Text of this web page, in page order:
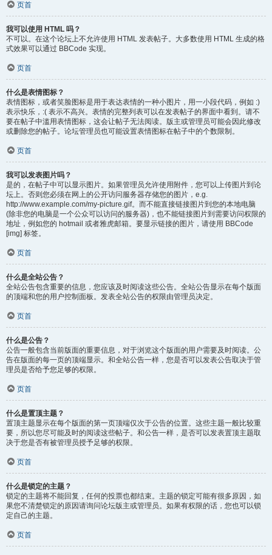
页首
我可以使用 HTML 吗？
不可以。在这个论坛上不允许使用 HTML 发表帖子。大多数使用 HTML 生成的格
式效果可以通过 BBCode 实现。
页首
什么是表情图标？
表情图标，或者笑脸图标是用于表达表情的一种小图片，用一小段代码，例如 :)
表示快乐，:( 表示不高兴。表情的完整列表可以在发表帖子的界面中看到。请不
要在帖子中滥用表情图标，这会让帖子无法阅读。版主或管理员可能会因此修改
或删除您的帖子。论坛管理员也可能设置表情图标在帖子中的个数限制。
页首
我可以发表图片吗？
是的，在帖子中可以显示图片。如果管理员允许使用附件，您可以上传图片到论
坛上。否则您必须在网上的公开访问服务器存储您的图片，e.g.
http://www.example.com/my-picture.gif。而不能直接链接图片到您的本地电脑
(除非您的电脑是一个公众可以访问的服务器)，也不能链接图片到需要访问权限的
地址，例如您的 hotmail 或者雅虎邮箱。要显示链接的图片，请使用 BBCode
[img] 标签。
页首
什么是全站公告？
全站公告包含重要的信息，您应该及时阅读这些公告。全站公告显示在每个版面
的顶端和您的用户控制面板。发表全站公告的权限由管理员决定。
页首
什么是公告？
公告一般包含当前版面的重要信息，对于浏览这个版面的用户需要及时阅读。公
告在版面的每一页的顶端显示。和全站公告一样，您是否可以发表公告取决于管
理员是否给予您足够的权限。
页首
什么是置顶主题？
置顶主题显示在每个版面的第一页顶端仅次于公告的位置。这些主题一般比较重
要，所以您尽可能及时的阅读这些帖子。和公告一样，是否可以发表置顶主题取
决于您是否有被管理员授予足够的权限。
页首
什么是锁定的主题？
锁定的主题将不能回复，任何的投票也都结束。主题的锁定可能有很多原因，如
果您不清楚锁定的原因请询问论坛版主或管理员。如果有权限的话，您也可以锁
定自己的主题。
页首